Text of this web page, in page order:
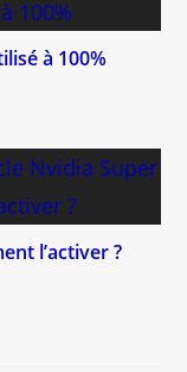
à 100%
l’activer ?